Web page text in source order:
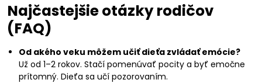
Najčastejšie otázky rodičov
(FAQ)
Od akého veku môžem učiť dieťa zvládať emócie?
Už od 1–2 rokov. Stačí pomenúvať pocity a byť emočne
prítomný. Dieťa sa učí pozorovaním.